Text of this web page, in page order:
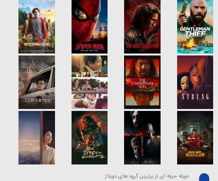
دوبله حرفه ای از برترین گروه های دوبلاژ